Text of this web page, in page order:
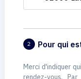
2 Pour qui
Merci d'indiquer
rendez-vous.